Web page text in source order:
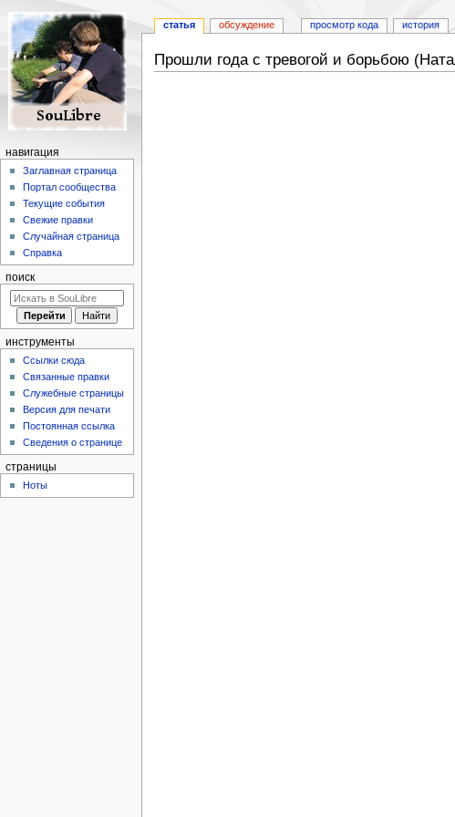
Прошли года с тревогой и борьбою
статья обсуждение просмотр кода история
навигация
Заглавная страница
Портал сообщества
Текущие события
Свежие правки
Случайная страница
Справка
поиск
инструменты
Ссылки сюда
Связанные правки
Служебные страницы
Версия для печати
Постоянная ссылка
Сведения о странице
страницы
Ноты